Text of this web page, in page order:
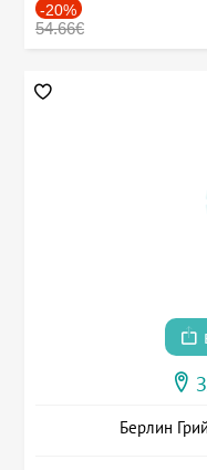
-20%
54.66€
Берлин